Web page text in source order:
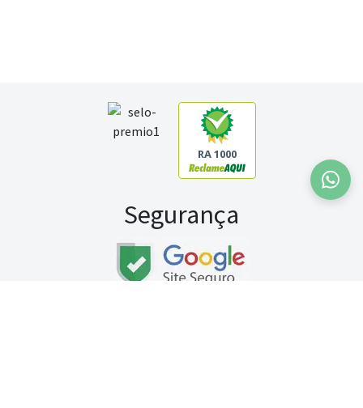
RA 1000
Segurança